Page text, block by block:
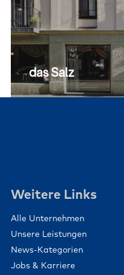
das Salz
Weitere Links
Alle Unternehmen
Unsere Leistungen
News-Kategorien
Jobs & Karriere